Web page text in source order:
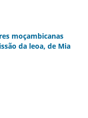
moçambicanas
da leoa, de Mia